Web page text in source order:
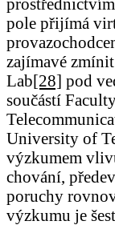
pole přijímá
zajímavé
Lab[28] pod
součástí
University of
výzkumem
chování,
poruchy
výzkumu je